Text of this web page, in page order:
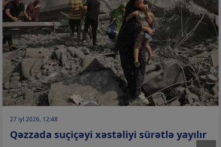
27 iyl 2026, 12:48
Qəzzada suçiçəyi xəstəliyi sürətlə yayılır